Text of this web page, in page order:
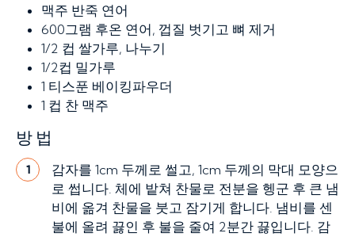
맥주 반죽 연어
600그램 후온 연어, 껍질 벗기고 뼈 제거
1/2 컵 쌀가루, 나누기
1/2컵 밀가루
1 티스푼 베이킹파우더
1 컵 찬 맥주
방법
1
감자를 1cm 두께로 썰고, 1cm 두께의 막대 모양으
로 썹니다. 체에 밭쳐 찬물로 전분을 헹군 후 큰 냄
비에 옮겨 찬물을 붓고 잠기게 합니다. 냄비를 센
불에 올려 끓인 후 불을 줄여 2분간 끓입니다. 감